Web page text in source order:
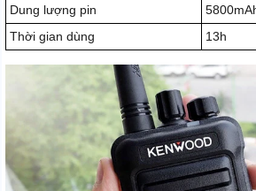
Dung lượng pin
Thời gian dùng
13h